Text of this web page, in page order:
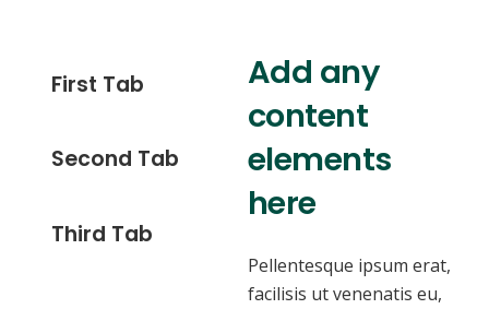
First Tab
Second Tab
Third Tab
Add any
content
elements
here
Pellentesque ipsum erat,
facilisis ut venenatis eu,